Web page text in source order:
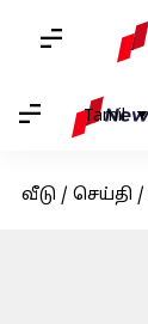
Tamil
வீடு / செய்தி /